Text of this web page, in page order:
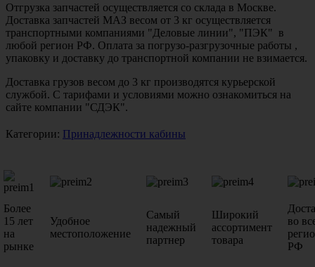
Отгрузка запчастей осуществляется со склада в Москве.
Доставка запчастей МАЗ весом от 3 кг осуществляется
транспортными компаниями "Деловые линии", "ПЭК" в
любой регион РФ. Оплата за погрузо-разгрузочные работы ,
упаковку и доставку до транспортной компании не взимается.
Доставка грузов весом до 3 кг производятся курьерской
службой. С тарифами и условиями можно ознакомиться на
сайте компании "СДЭК".
Категории: Принадлежности кабины
Более
15 лет
на
рынке
Удобное
местоположение
Самый
надежный
партнер
Широкий
ассортимент
товара
во
РФ